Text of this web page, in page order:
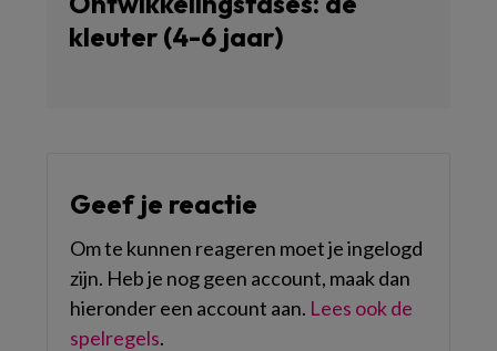
kleuter (4-6 jaar)
Geef je reactie
Om te kunnen reageren moet je ingelogd
zijn. Heb je nog geen account, maak dan
hieronder een account aan. Lees ook de
spelregels.